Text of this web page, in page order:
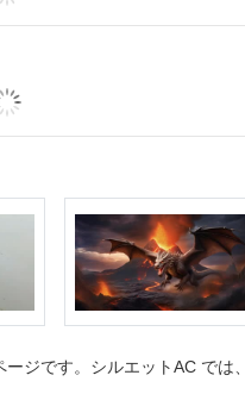
ジです。シルエットAC では